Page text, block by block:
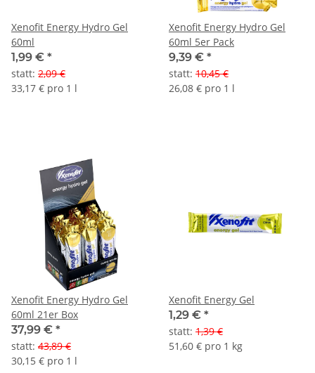
Xenofit Energy Hydro Gel
60ml
1,99 € *
statt: 2,09 €
33,17 € pro 1 l
Xenofit Energy Hydro Gel
60ml 5er Pack
9,39 € *
statt: 10,45 €
26,08 € pro 1 l
Xenofit Energy Hydro Gel
60ml 21er Box
37,99 € *
statt: 43,89 €
30,15 € pro 1 l
Xenofit Energy Gel
1,29 € *
statt: 1,39 €
51,60 € pro 1 kg